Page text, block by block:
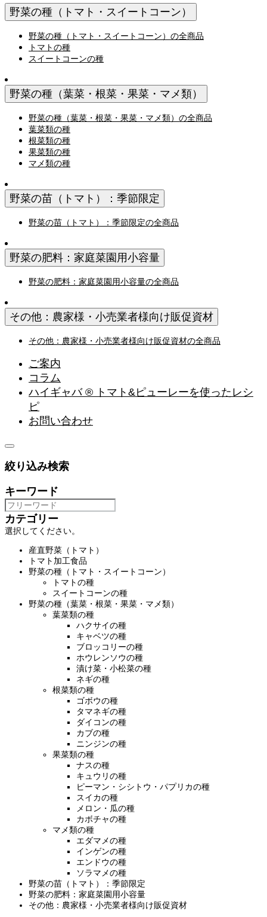
野菜の種（トマト・スイートコーン）
野菜の種（トマト・スイートコーン）の全商品
トマトの種
スイートコーンの種
野菜の種（葉菜・根菜・果菜・マメ類）
野菜の種（葉菜・根菜・果菜・マメ類）の全商品
葉菜類の種
根菜類の種
果菜類の種
マメ類の種
野菜の苗（トマト）：季節限定
野菜の苗（トマト）：季節限定の全商品
野菜の肥料：家庭菜園用小容量
野菜の肥料：家庭菜園用小容量の全商品
その他：農家様・小売業者様向け販促資材
その他：農家様・小売業者様向け販促資材の全商品
ご案内
コラム
ハイギャバ ® トマト&ピューレーを使ったレシ
ピ
お問い合わせ
絞り込み検索
キーワード
カテゴリー
選択してください。
産直野菜（トマト）
トマト加工食品
野菜の種（トマト・スイートコーン）
トマトの種
スイートコーンの種
野菜の種（葉菜・根菜・果菜・マメ類）
葉菜類の種
ハクサイの種
キャベツの種
ブロッコリーの種
ホウレンソウの種
漬け菜・小松菜の種
ネギの種
根菜類の種
ゴボウの種
タマネギの種
ダイコンの種
カブの種
ニンジンの種
果菜類の種
ナスの種
キュウリの種
ピーマン・シシトウ・パプリカの種
スイカの種
メロン・瓜の種
カボチャの種
マメ類の種
エダマメの種
インゲンの種
エンドウの種
ソラマメの種
野菜の苗（トマト）：季節限定
野菜の肥料：家庭菜園用小容量
その他：農家様・小売業者様向け販促資材